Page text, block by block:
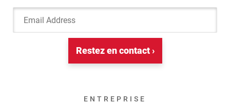
Email Address
Restez en contact ›
ENTREPRISE